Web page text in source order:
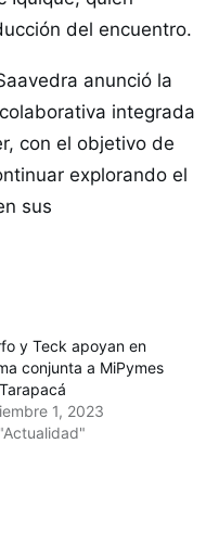
del encuentro.
anunció la
integrada
con el objetivo de
explorando el
sus
y Teck apoyan en
conjunta a MiPymes
1, 2023